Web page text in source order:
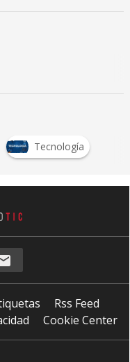
Tecnología
Rss Feed
Cookie Center